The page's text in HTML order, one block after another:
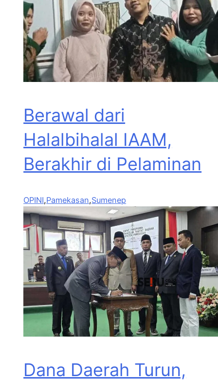
Berawal dari
Halalbihalal IAAM,
Berakhir di Pelaminan
OPINI,Pamekasan,Sumenep
Dana Daerah Turun,